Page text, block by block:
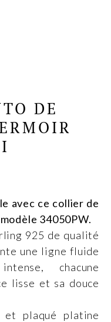
DE
avec ce collier de
34050PW.
925 de qualité
une ligne fluide
chacune
lisse et sa douce
plaqué platine